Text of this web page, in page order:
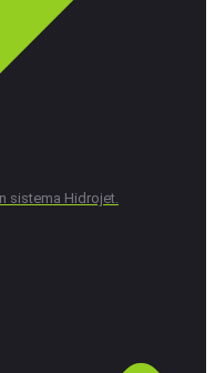
sistema Hidrojet.